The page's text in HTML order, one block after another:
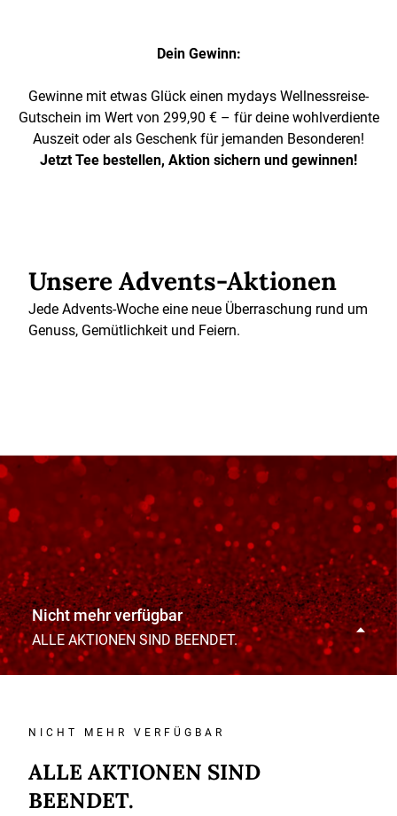
Dein Gewinn:
Gewinne mit etwas Glück einen mydays Wellnessreise-
Gutschein im Wert von 299,90 € – für deine wohlverdiente
Auszeit oder als Geschenk für jemanden Besonderen!
Jetzt Tee bestellen, Aktion sichern und gewinnen!
Unsere Advents-Aktionen
Jede Advents-Woche eine neue Überraschung rund um
Genuss, Gemütlichkeit und Feiern.
Nicht mehr verfügbar
ALLE AKTIONEN SIND BEENDET.
NICHT MEHR VERFÜGBAR
ALLE AKTIONEN SIND
BEENDET.